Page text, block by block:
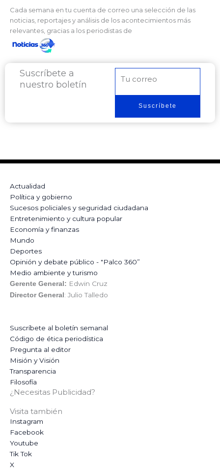
Cada semana en tu cuenta de correo una selección de las
noticias, reportajes y análisis de los acontecimientos más
relevantes, gracias a los periodistas de
Suscríbete a
nuestro boletín
electrónico
Suscríbete
Actualidad
Política y gobierno
Sucesos policiales y seguridad ciudadana
Entretenimiento y cultura popular
Economía y finanzas
Mundo
Deportes
Opinión y debate público - "Palco 360”
Medio ambiente y turismo
Gerente General: Edwin Cruz
Director General : Julio Talledo
Suscríbete al boletín semanal
Código de ética periodística
Pregunta al editor
Misión y Visión
Transparencia
Filosofía
¿Necesitas Publicidad?
Visita también
Instagram
Facebook
Youtube
Tik Tok
X